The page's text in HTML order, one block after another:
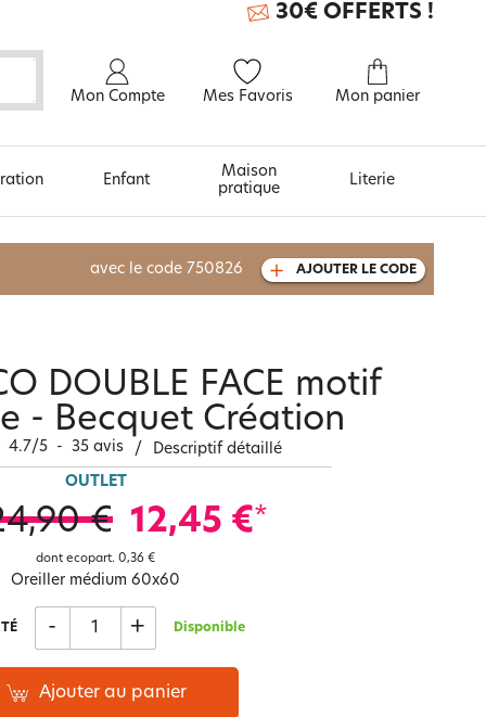
Mon Compte Mes Favoris Mon panier
30€ OFFERTS !
À découvrir aussi
Carte cadeau
La gaze de coton
Enfant
Maison
pratique
Literie
avec le code 750826 AJOUTER LE CODE
DOUBLE FACE motif
- Becquet Création
4.7/5 - 35 avis / Descriptif détaillé
OUTLET
€ 12,45 €*
dont ecopart. 0,36 €
Oreiller médium 60x60
- + Disponible
Ajouter au panier